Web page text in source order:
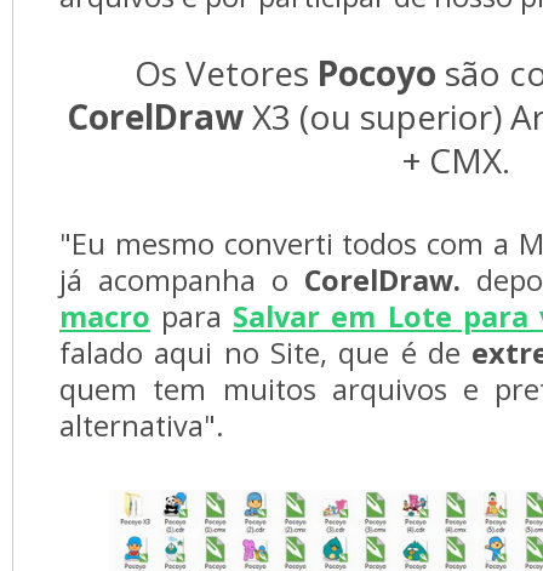
Os Vetores Pocoyo são
CorelDrawX3 (ou superior)
+ CMX.
"Eu mesmo converti todos com a
já acompanha o CorelDraw.
macro para Salvar em Lote
falado aqui no Site, que é de
quem tem muitos arquivos e
alternativa".